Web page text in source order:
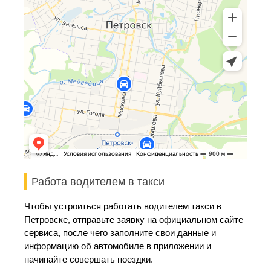
Работа водителем в такси
Чтобы устроиться работать водителем такси в
Петровске, отправьте заявку на официальном сайте
сервиса, после чего заполните свои данные и
информацию об автомобиле в приложении и
начинайте совершать поездки.